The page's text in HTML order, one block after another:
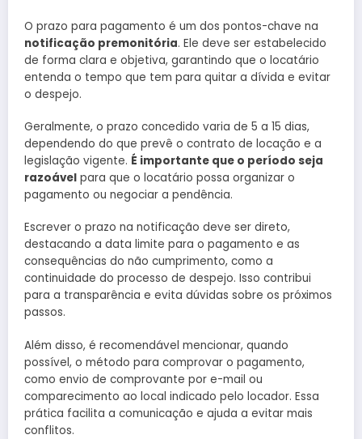
O prazo para pagamento é um dos pontos-chave na
notificação premonitória. Ele deve ser estabelecido
de forma clara e objetiva, garantindo que o locatário
entenda o tempo que tem para quitar a dívida e evitar
o despejo.
Geralmente, o prazo concedido varia de 5 a 15 dias,
dependendo do que prevê o contrato de locação e a
legislação vigente. É importante que o período seja
razoável para que o locatário possa organizar o
pagamento ou negociar a pendência.
Escrever o prazo na notificação deve ser direto,
destacando a data limite para o pagamento e as
consequências do não cumprimento, como a
continuidade do processo de despejo. Isso contribui
para a transparência e evita dúvidas sobre os próximos
passos.
Além disso, é recomendável mencionar, quando
possível, o método para comprovar o pagamento,
como envio de comprovante por e-mail ou
comparecimento ao local indicado pelo locador. Essa
prática facilita a comunicação e ajuda a evitar mais
conflitos.